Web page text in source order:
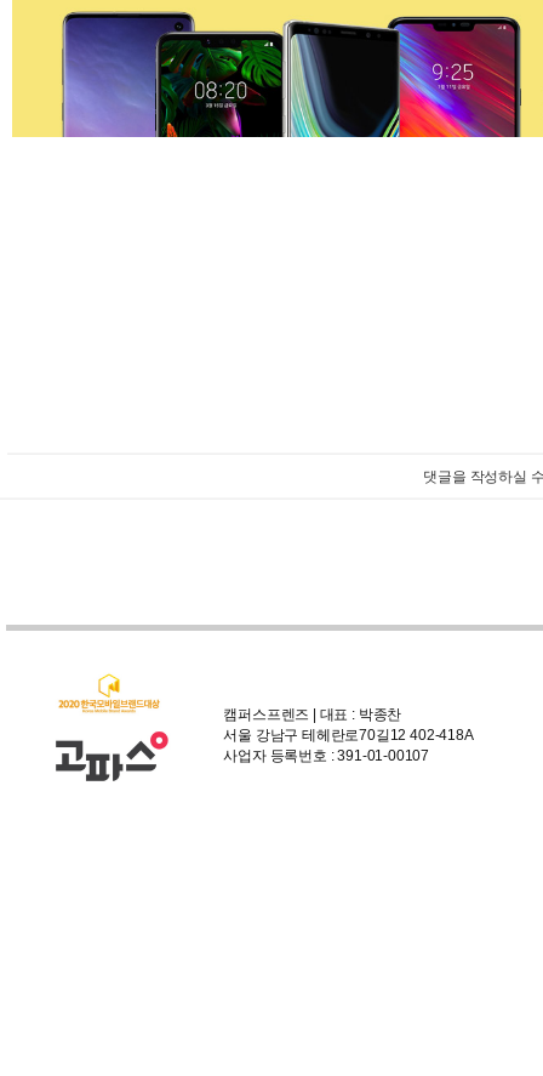
댓글을 작성하실
캠퍼스프렌즈 | 대표 : 박종찬
서울 강남구 테헤란로70길12 402-418A
사업자 등록번호 : 391-01-00107